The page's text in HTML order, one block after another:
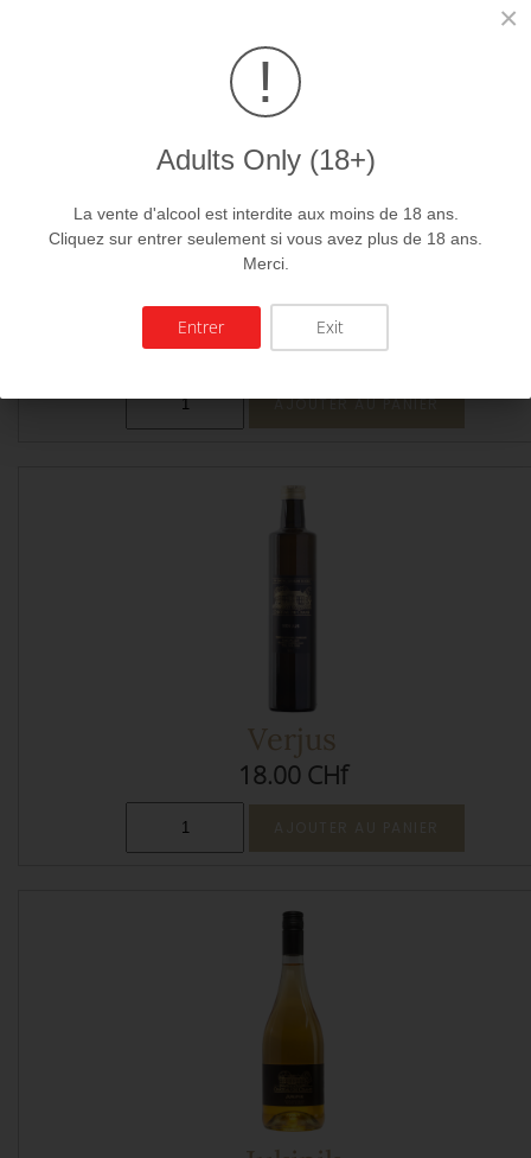
Huile de colza
13.00 CHf
Verjus
18.00 CHf
×
!
Adults Only (18+)
La vente d'alcool est interdite aux moins de 18 ans.
Cliquez sur entrer seulement si vous avez plus de 18 ans.
Merci.
Entrer Exit